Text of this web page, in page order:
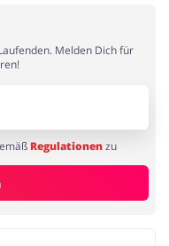
Melden Dich für
Regulationenzu